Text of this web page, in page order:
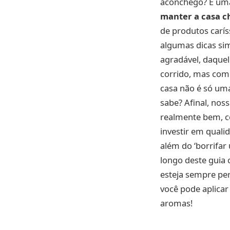
manter a casa
de produtos
algumas dicas
agradável,
corrido, mas
casa não é só
sabe? Afinal,
realmente bem,
investir em
além do ‘borrifar
longo deste guia
esteja sempre
você pode
aromas!